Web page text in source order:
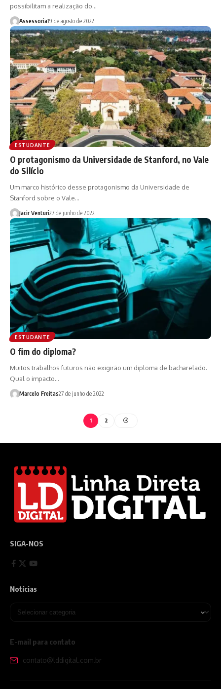
possibilitam a realização do…
Assessoria19 de agosto de 2022
ESTUDANTE
O protagonismo da Universidade de Stanford, no Vale
do Silício
Um marco histórico desse protagonismo da Universidade de
Stanford sobre o Vale…
Jacir Venturi27 de junho de 2022
ESTUDANTE
O fim do diploma?
Muitos trabalhos futuros não exigirão um diploma de bacharelado.
Qual o impacto…
Marcelo Freitas27 de junho de 2022
1 2
SIGA-NOS
Notícias
E-mail para contato
contato@lddigital.com.br